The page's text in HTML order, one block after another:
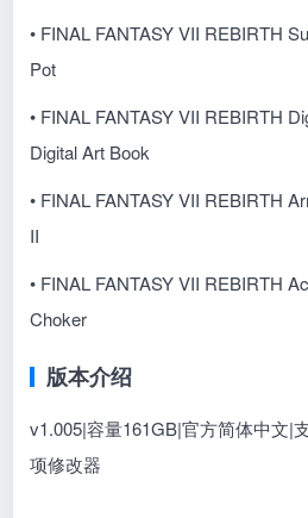
• FINAL FANTASY VII REBIRTH
Pot
• FINAL FANTASY VII REBIRTH
Digital Art Book
• FINAL FANTASY VII REBIRTH
II
• FINAL FANTASY VII REBIRTH
Choker
版本介绍
v1.005|容量161GB|官方简体中文|
项修改器